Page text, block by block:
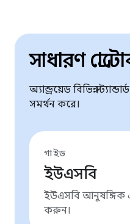
সাধারণ
অ্যান্ড্রয়েড বিভিন্ন
সমর্থন করে।
গাইড
ইউএসবি
ইউএসবি আনুষঙ্গিক
করুন।